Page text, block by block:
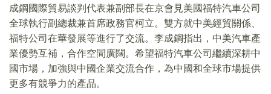
成鋼國際貿易談判代表兼副部長在京會見美國福特汽車公司
全球執行副總裁兼首席政務官柯立。雙方就中美經貿關係、
福特公司在華發展等進行了交流。李成鋼指出，中美汽車產
業優勢互補，合作空間廣闊。希望福特汽車公司繼續深耕中
國市場，加強與中國企業交流合作，為中國和全球市場提供
更多有競爭力的產品。